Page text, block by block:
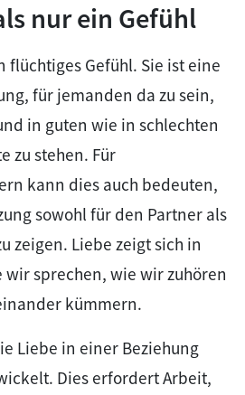
nur ein Gefühl
flüchtiges Gefühl. Sie ist eine
für jemanden da zu sein,
in guten wie in schlechten
zu stehen. Für
kann dies auch bedeuten,
sowohl für den Partner als
zeigen. Liebe zeigt sich in
wir sprechen, wie wir zuhören
kümmern.
Liebe in einer Beziehung
Dies erfordert Arbeit,